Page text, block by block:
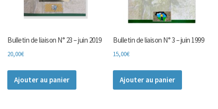
Bulletin de liaison N° 23 – juin 2019
20,00€
Ajouter au panier
Bulletin de liaison N° 3 – juin 1999
15,00€
Ajouter au panier